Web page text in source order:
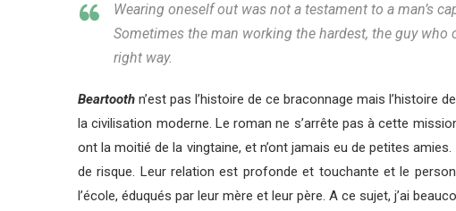
Wearing oneself out was not a testament to a man’s
Sometimes the man working the hardest, the guy
right way.
Beartooth n’est pas l’histoire de ce braconnage mais l’histoire de
la civilisation moderne. Le roman ne s’arrête pas à cette
ont la moitié de la vingtaine, et n’ont jamais eu de petites
de risque. Leur relation est profonde et touchante et le
l’école, éduqués par leur mère et leur père. A ce sujet, j’ai